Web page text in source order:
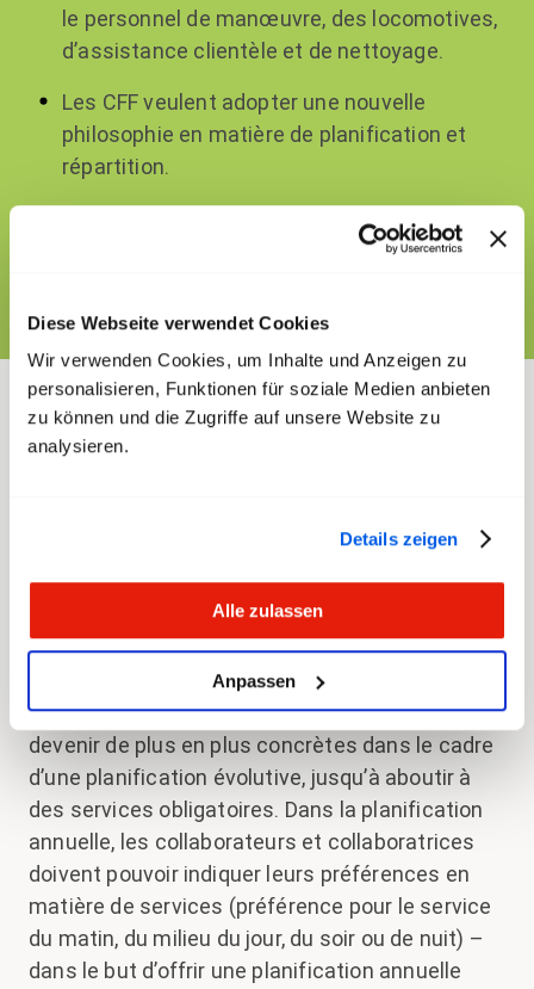
Diese Webseite verwendet Cookies
Wir verwenden Cookies, um Inhalte und Anzeigen zu
personalisieren, Funktionen für soziale Medien anbieten
zu können und die Zugriffe auf unsere Website zu
analysieren.
Details zeigen
Alle zulassen
Anpassen
le personnel de manœuvre, des locomotives,
d’assistance clientèle et de nettoyage.
Les CFF veulent adopter une nouvelle
philosophie en matière de planification et
répartition.
Or, les syndicats ont basé leurs
revendications sur le modèle actuel et
principe.
Depuis début 2025, CFF et syndicats
développent les réglementations sectorielles de
manœuvre, des locomotives, d’assistance
clientèle et de nettoyage. Les CFF souhaitent
que la répartition annuelle ne comporte plus de
rotations fixes avec des services concrets. En
lieu et place, des plages de service de 12 heures
maximum seront planifiées. Celles-ci doivent
devenir de plus en plus concrètes dans le cadre
d’une planification évolutive, jusqu’à aboutir à
des services obligatoires. Dans la planification
annuelle, les collaborateurs et collaboratrices
doivent pouvoir indiquer leurs préférences en
matière de services (préférence pour le service
du matin, du milieu du jour, du soir ou de nuit) –
dans le but d’offrir une planification annuelle